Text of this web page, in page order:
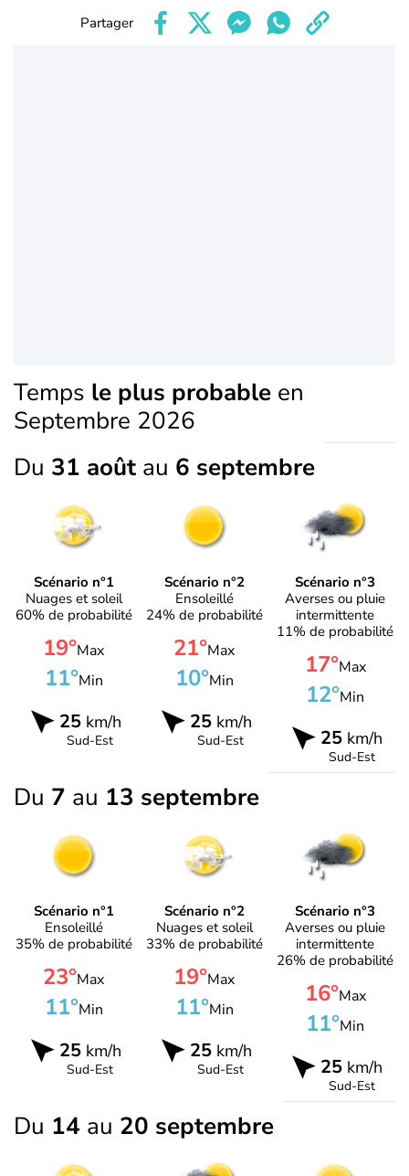
Partager
Temps le plus probable en
Septembre 2026
Du 31 août au 6 septembre
Scénario n°1
Nuages et soleil
60% de probabilité
19°Max
11°Min
25km/h
Sud-Est
Scénario n°2
Ensoleillé
24% de probabilité
21°Max
10°Min
25km/h
Sud-Est
Scénario n°3
Averses ou pluie
intermittente
11% de probabilité
17°Max
12°Min
25 km/h
Sud-Est
Du 7 au 13 septembre
Scénario n°1
Ensoleillé
35% de probabilité
23°Max
11°Min
25km/h
Sud-Est
Scénario n°2
Nuages et soleil
33% de probabilité
19°Max
11°Min
25km/h
Sud-Est
Scénario n°3
Averses ou pluie
intermittente
26% de probabilité
16°Max
11°Min
25 km/h
Sud-Est
Du 14 au 20 septembre